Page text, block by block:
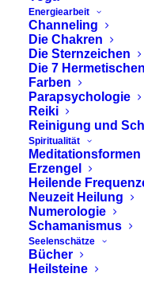
Energiearbeit
Channeling
Die Chakren
Die Sternzeichen
Die 7
Farben
Parapsychologie
Reiki
Reinigung und
Spiritualität
Meditationsformen
Erzengel
Heilende
Neuzeit Heilung
Numerologie
Schamanismus
Seelenschätze
Bücher
Heilsteine
Inneres